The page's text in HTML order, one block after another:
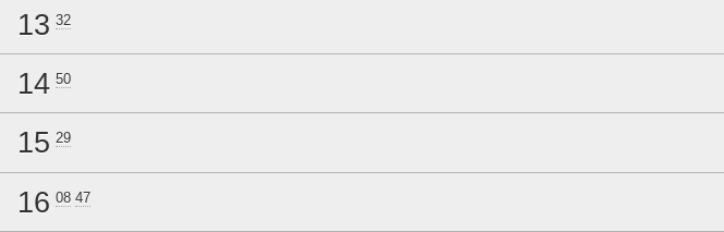
13 32
14 50
15 29
16 08 47